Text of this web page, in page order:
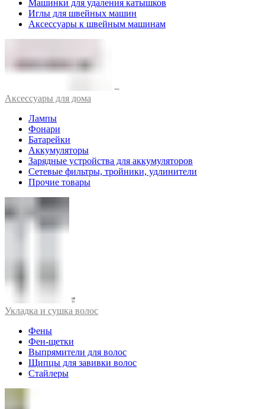
Машинки для удаления катышков
Иглы для швейных машин
Аксессуары к швейным машинам
Аксессуары для дома
Лампы
Фонари
Батарейки
Аккумуляторы
Зарядные устройства для аккумуляторов
Сетевые фильтры, тройники, удлинители
Прочие товары
Укладка и сушка волос
Фены
Фен-щетки
Выпрямители для волос
Щипцы для завивки волос
Стайлеры